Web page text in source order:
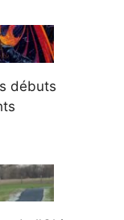
débuts